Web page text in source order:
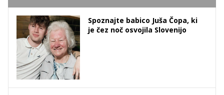
Spoznajte babico Juša Čopa, ki
je čez noč osvojila Slovenijo